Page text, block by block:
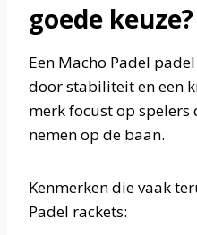
goede keuze?
Een Macho Padel
door stabiliteit en een
merk focust op
nemen op de baan.
Kenmerken die vaak
Padel rackets: